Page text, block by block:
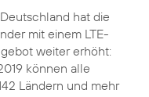
hat die
mit einem LTE-
weiter erhöht:
können alle
Ländern und mehr